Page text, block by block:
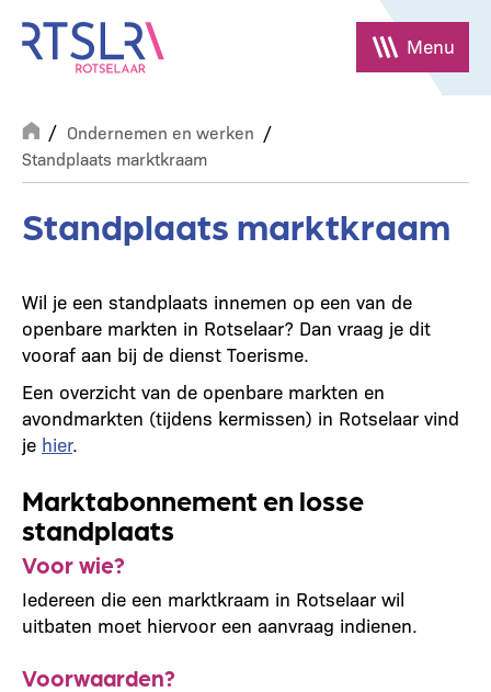
naar
inhoud
gaan
Menu
Breadcrumb
Ondernemen en werken
Standplaats marktkraam
Standplaats marktkraam
Wil je een standplaats innemen op een van de
openbare markten in Rotselaar? Dan vraag je dit
vooraf aan bij de dienst Toerisme.
Een overzicht van de openbare markten en
avondmarkten (tijdens kermissen) in Rotselaar vind
je hier.
Marktabonnement en losse
standplaats
Voor wie?
Iedereen die een marktkraam in Rotselaar wil
uitbaten moet hiervoor een aanvraag indienen.
Voorwaarden?